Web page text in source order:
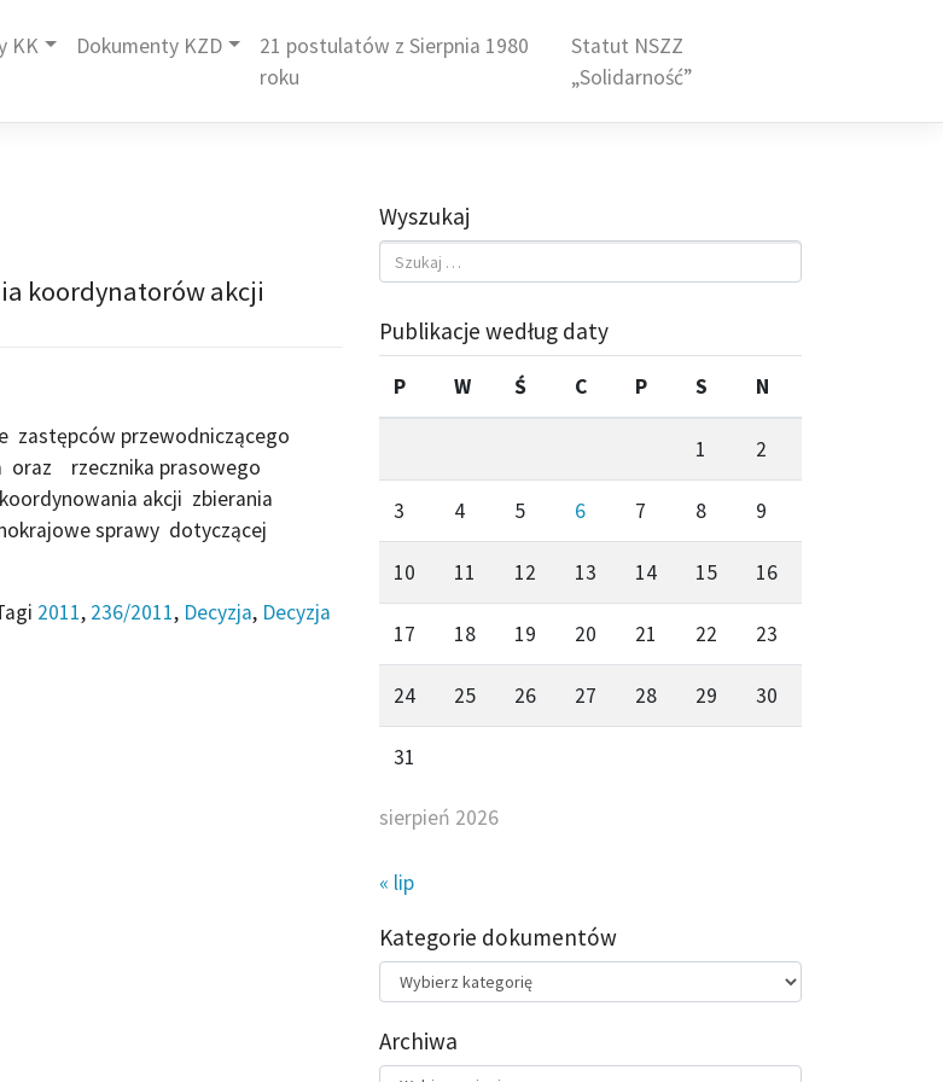
KK Dokumenty KZD
21 postulatów z Sierpnia 1980
roku
Statut NSZZ
„Solidarność”
koordynatorów akcji
zastępców przewodniczącego
oraz rzecznika prasowego
akcji zbierania
sprawy dotyczącej
2011, 236/2011, Decyzja, Decyzja
Wyszukaj
Publikacje według daty
sierpień 2026
P W Ś C P S N
1 2
3 4 5 6 7 8 9
10 11 12 13 14 15 16
17 18 19 20 21 22 23
24 25 26 27 28 29 30
31
« lip
Kategorie dokumentów
Kategorie
dokumentów
Archiwa
Archiwa